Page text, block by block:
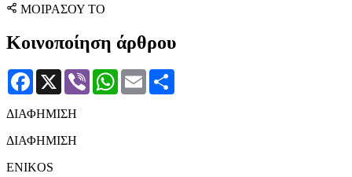
ΜΟΙΡΑΣΟΥ ΤΟ
Κοινοποίηση άρθρου
Facebook
X Viber WhatsApp
Email
ΔΙΑΦΗΜΙΣΗ
ΔΙΑΦΗΜΙΣΗ
ENIKOS